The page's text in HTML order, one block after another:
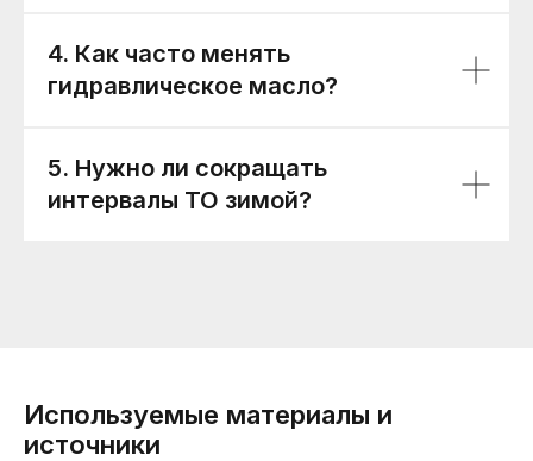
4. Как часто менять
гидравлическое масло?
5. Нужно ли сокращать
интервалы ТО зимой?
Используемые материалы и
источники